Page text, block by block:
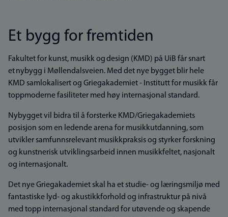
Et bygg for fremtiden
Fakultet for kunst, musikk og design (KMD) på UiB får snart
et nybygg i Møllendalsveien. Med det nye bygget blir hele
KMD samlokalisert og Griegakademiet - Institutt for musikk får
toppmoderne fasiliteter med høy internasjonal standard.
Nybygget vil bidra til å forsterke KMD/Griegakademiets
posisjon som en ledende arena for musikkutdanning, som
utvikler samfunnsrelevant musikkpraksis og styrker forskning
og kunstnerisk utviklingsarbeid innen musikkfeltet, nasjonalt
og internasjonalt.
Det nye Griegakademiet skal ha et studie- og læringsmiljø med
fantastiske lyd- og akustikkforhold og infrastruktur på nivå
med topp internasjonal standard for utøvende og skapende